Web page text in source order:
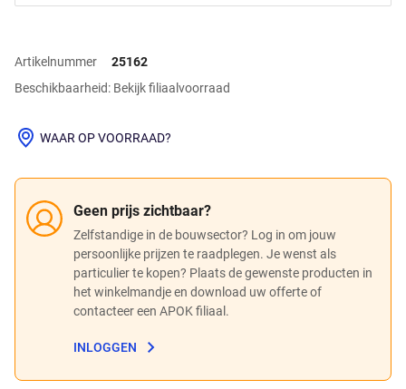
Artikelnummer
25162
Beschikbaarheid: Bekijk filiaalvoorraad
Geen prijs zichtbaar?
Zelfstandige in de bouwsector? Log in om jouw
persoonlijke prijzen te raadplegen. Je wenst als
particulier te kopen? Plaats de gewenste producten in
het winkelmandje en download uw offerte of
contacteer een APOK filiaal.
INLOGGEN
WAAR OP VOORRAAD?